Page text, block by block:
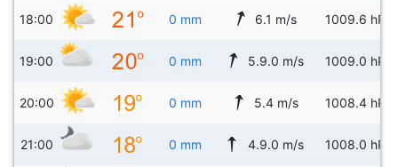
18:00 0 mm 6.1 m/s 1009.6 hPa
19:00 0 mm 5.9.0 m/s 1009.0 hPa
20:00 0 mm 5.4 m/s 1008.4 hPa
21:00 0 mm 4.9.0 m/s 1008.0 hPa